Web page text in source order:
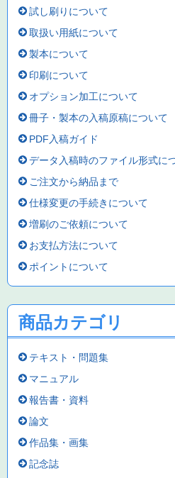
試し刷りについて
取扱い用紙について
製本について
印刷について
オプション加工について
冊子・製本の入稿原稿について
PDF入稿ガイド
データ入稿時のファイル形式に
ご注文から納品まで
仕様変更の手続きについて
増刷のご依頼について
お支払方法について
ポイントについて
商品カテゴリ
テキスト・問題集
マニュアル
報告書・資料
論文
作品集・画集
記念誌